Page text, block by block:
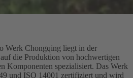
Werk Chongqing liegt in der
die Produktion von hochwertigen
Komponenten spezialisiert. Das Werk
und ISO 14001 zertifiziert und wird